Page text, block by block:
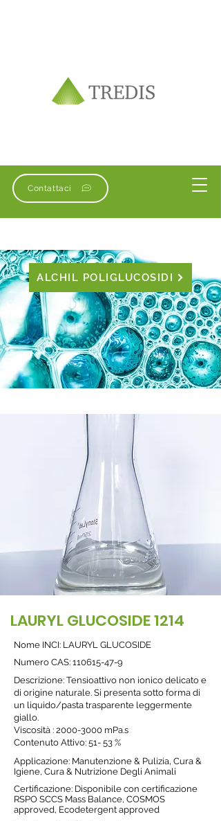
Contattaci
ALCHIL POLIGLUCOSIDI
LAURYL GLUCOSIDE 1214
Nome INCI: LAURYL GLUCOSIDE
Numero CAS: 110615-47-9
Descrizione: Tensioattivo non ionico delicato e
di origine naturale. Si presenta sotto forma di
un liquido/pasta trasparente leggermente
giallo.
Viscosità : 2000-3000 mPa.s
Contenuto Attivo: 51- 53 %
Applicazione: Manutenzione & Pulizia, Cura &
Igiene, Cura & Nutrizione Degli Animali
Certificazione: Disponibile con certificazione
RSPO SCCS Mass Balance, COSMOS
approved, Ecodetergent approved